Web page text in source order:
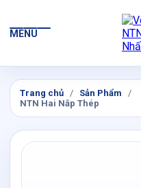
MENU
Trang chủ / Sản Phẩm /
NTN Hai Nắp Thép